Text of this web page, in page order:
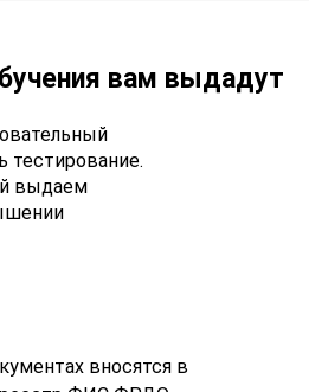
вам выдадут
тестирование.
выдаем
вносятся в